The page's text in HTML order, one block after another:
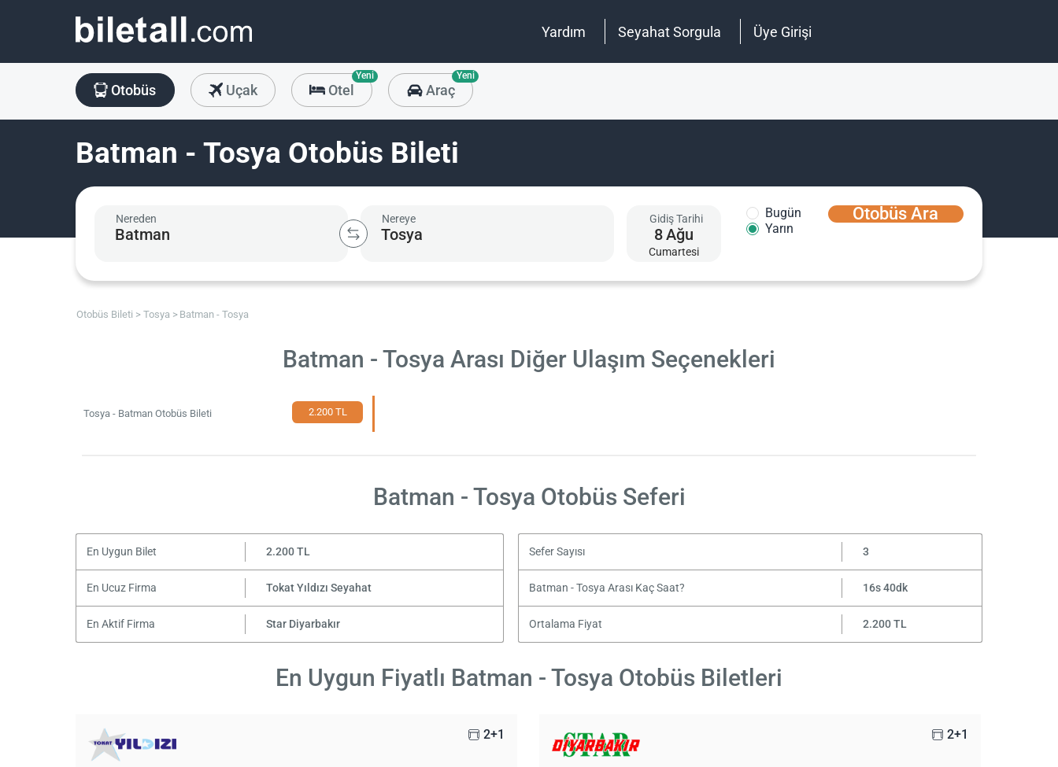
Yardım Seyahat Sorgula Üye Girişi
Otobüs Uçak Otel
Yeni
Araç
Yeni
Batman - Tosya Otobüs Bileti
Nereden Nereye Gidiş Tarihi
8Ağu
Cumartesi
Bugün
Yarın
Otobüs Ara
Otobüs Bileti Tosya Batman - Tosya
Batman - Tosya Arası Diğer Ulaşım Seçenekleri
Tosya - Batman Otobüs Bileti 2.200 TL
Batman - Tosya Otobüs Seferi
En Uygun Bilet 2.200 TL Sefer Sayısı 3
En Ucuz Firma Tokat Yıldızı Seyahat Batman - Tosya Arası Kaç Saat? 16s 40dk
En Aktif Firma Star Diyarbakır Ortalama Fiyat 2.200 TL
En Uygun Fiyatlı Batman - Tosya Otobüs Biletleri
2+1 2+1